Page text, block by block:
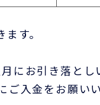
す。
お引き落とし
入金をお願いい